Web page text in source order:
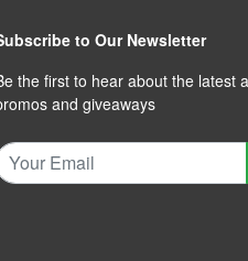
to Our Newsletter
the first to hear about the latest
and giveaways